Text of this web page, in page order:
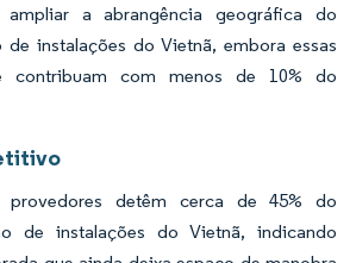
ampliar a abrangência geográfica do
instalações do Vietnã, embora essas
contribuam com menos de 10% do
detêm cerca de 45% do
de instalações do Vietnã, indicando